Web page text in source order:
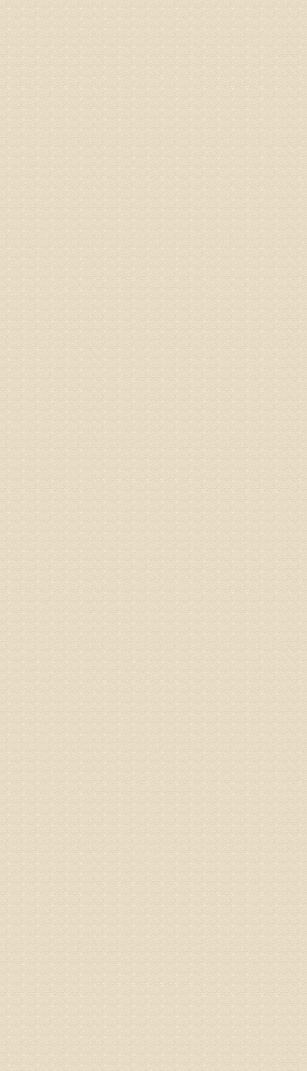
建议带
病情描
专家回
治疗方
理疗、
由于我
姓名：
病情描
气，一
来诊请
姓名：
病情描
专家回
姓名：
病情描
专家回
疗，具
病情描
较严重
院详细
病情描
专家回
你好，
的。通
姓名：
病情描
痛，其
专家回
底康复
姓名：
病情描
专家回
姓名：
病情描
专家回
院直接
病情描
专家回
况，不
病情描